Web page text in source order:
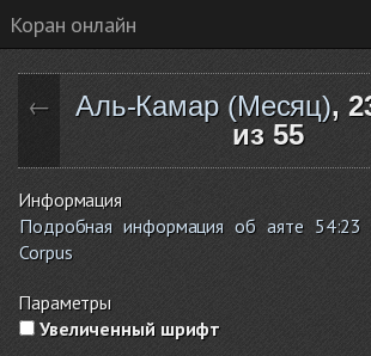
Коран онлайн
← Аль-Камар (Месяц),
из 55
Информация
Подробная информация об аяте 54:23
Corpus
Параметры
Увеличенный шрифт